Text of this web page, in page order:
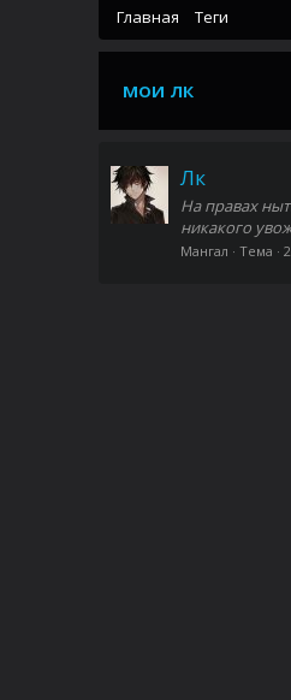
Главная Теги
мои лк
Лк
На правах
никакого
Мангал Тема